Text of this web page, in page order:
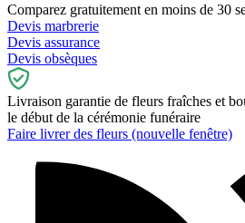
Comparez gratuitement en moins de 30
Devis marbrerie
Devis assurance
Devis obsèques
Livraison garantie de fleurs fraîches et
le début de la cérémonie funéraire
Faire livrer des fleurs (nouvelle fenêtre)